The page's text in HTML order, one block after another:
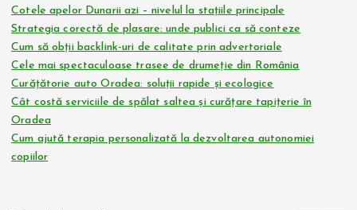
Cotele apelor Dunarii azi – nivelul la stațiile principale
Strategia corectă de plasare: unde publici ca să conteze
Cum să obții backlink-uri de calitate prin advertoriale
Cele mai spectaculoase trasee de drumeție din România
Curățătorie auto Oradea: soluții rapide și ecologice
Cât costă serviciile de spălat saltea și curățare tapițerie în
Oradea
Cum ajută terapia personalizată la dezvoltarea autonomiei
copiilor